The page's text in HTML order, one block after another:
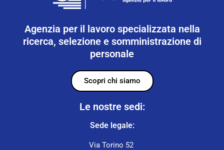
Agenzia per il lavoro specializzata nella
ricerca, selezione e somministrazione di
personale
Scopri chi siamo
Le nostre sedi:
Sede legale:
Via Torino 52